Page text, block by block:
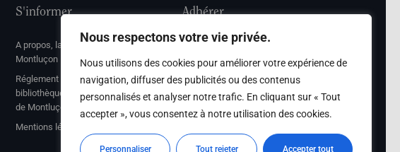
Nous respectons votre vie privée.
Nous utilisons des cookies pour améliorer votre expérience de
navigation, diffuser des publicités ou des contenus
personnalisés et analyser notre trafic. En cliquant sur « Tout
accepter », vous consentez à notre utilisation des cookies.
Personnaliser Tout rejeter Accepter tout
S'informer
A propos, la société Les Amis de
Montluçon
Réglement de consultation de la
bibliothèque et des archives des Amis
de Montluçon
Mentions légales
Adhérer
Adhésion